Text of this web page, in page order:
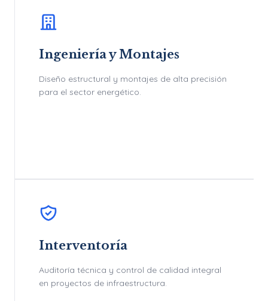
Ingeniería y Montajes
Diseño estructural y montajes de alta precisión
para el sector energético.
Interventoría
Auditoría técnica y control de calidad integral
en proyectos de infraestructura.